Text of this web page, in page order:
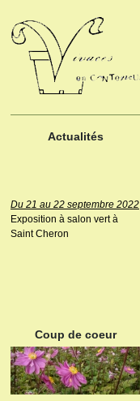
Actualités
Le 04 et 05 octobre 2022
Portes ouvertes de la
pépinière : Visite des
cultures, découverte des
nouveautés. Le rendez-vous
des passionnés Le mardi 04
Du 21 au 22 septembre 2022
Exposition à salon vert à
Saint Cheron
Coup de coeur